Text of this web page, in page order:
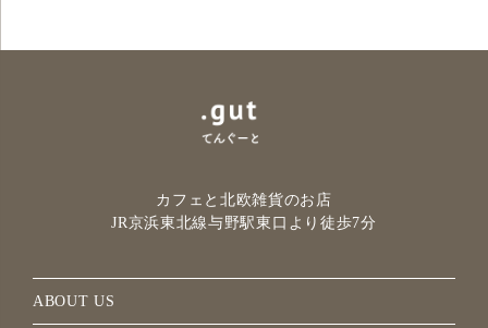
カフェと北欧雑貨のお店
JR京浜東北線与野駅東口より徒歩7分
ABOUT US